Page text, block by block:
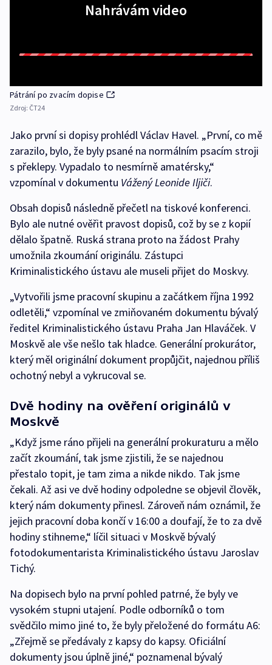
Nahrávám video
Pátrání po zvacím dopise
Zdroj: ČT24
Jako první si dopisy prohlédl Václav Havel. „První, co mě
zarazilo, bylo, že byly psané na normálním psacím stroji
s překlepy. Vypadalo to nesmírně amatérsky,“
vzpomínal v dokumentu Vážený Leonide Iljiči.
Obsah dopisů následně přečetl na tiskové konferenci.
Bylo ale nutné ověřit pravost dopisů, což by se z kopií
dělalo špatně. Ruská strana proto na žádost Prahy
umožnila zkoumání originálu. Zástupci
Kriminalistického ústavu ale museli přijet do Moskvy.
„Vytvořili jsme pracovní skupinu a začátkem října 1992
odletěli,“ vzpomínal ve zmiňovaném dokumentu bývalý
ředitel Kriminalistického ústavu Praha Jan Hlaváček. V
Moskvě ale vše nešlo tak hladce. Generální prokurátor,
který měl originální dokument propůjčit, najednou příliš
ochotný nebyl a vykrucoval se.
Dvě hodiny na ověření originálů v
Moskvě
„Když jsme ráno přijeli na generální prokuraturu a mělo
začít zkoumání, tak jsme zjistili, že se najednou
přestalo topit, je tam zima a nikde nikdo. Tak jsme
čekali. Až asi ve dvě hodiny odpoledne se objevil člověk,
který nám dokumenty přinesl. Zároveň nám oznámil, že
jejich pracovní doba končí v 16:00 a doufají, že to za dvě
hodiny stihneme,“ líčil situaci v Moskvě bývalý
fotodokumentarista Kriminalistického ústavu Jaroslav
Tichý.
Na dopisech bylo na první pohled patrné, že byly ve
vysokém stupni utajení. Podle odborníků o tom
svědčilo mimo jiné to, že byly přeložené do formátu A6:
„Zřejmě se předávaly z kapsy do kapsy. Oficiální
dokumenty jsou úplně jiné,“ poznamenal bývalý